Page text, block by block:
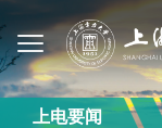
上电要闻